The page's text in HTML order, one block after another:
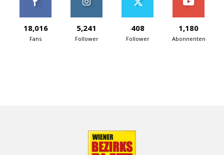
18,016
Fans
5,241
Follower
408
Follower
1,180
Abonnenten